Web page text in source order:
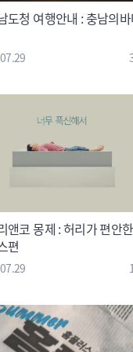
도청 여행안내 : 충남의
앤코 몽제 : 허리가 편안
편